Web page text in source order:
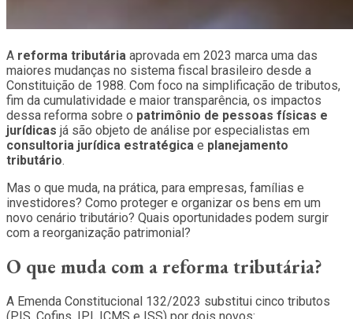
A reforma tributária aprovada em 2023 marca uma das
maiores mudanças no sistema fiscal brasileiro desde a
Constituição de 1988. Com foco na simplificação de tributos,
fim da cumulatividade e maior transparência, os impactos
dessa reforma sobre o patrimônio de pessoas físicas e
jurídicas já são objeto de análise por especialistas em
consultoria jurídica estratégica e planejamento
tributário.
Mas o que muda, na prática, para empresas, famílias e
investidores? Como proteger e organizar os bens em um
novo cenário tributário? Quais oportunidades podem surgir
com a reorganização patrimonial?
O que muda com a reforma tributária?
A Emenda Constitucional 132/2023 substitui cinco tributos